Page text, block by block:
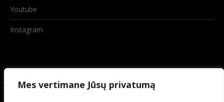
Mes vertimane Jūsų privatumą
Youtube
Instagram